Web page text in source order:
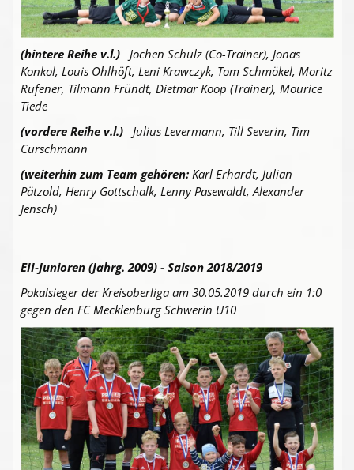
(hintere Reihe v.l.) Jochen Schulz (Co-Trainer), Jonas
Konkol, Louis Ohlhöft, Leni Krawczyk, Tom Schmökel, Moritz
Rufener, Tilmann Fründt, Dietmar Koop (Trainer), Mourice
Tiede
(vordere Reihe v.l.) Julius Levermann, Till Severin, Tim
Curschmann
(weiterhin zum Team gehören:Karl Erhardt, Julian
Pätzold, Henry Gottschalk, Lenny Pasewaldt, Alexander
Jensch)
EII-Junioren (Jahrg. 2009) - Saison 2018/2019
Pokalsieger der Kreisoberliga am 30.05.2019 durch ein 1:0
gegen den FC Mecklenburg Schwerin U10